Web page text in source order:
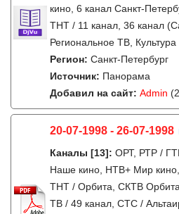
кино, 6 канал Санкт-
ТНТ / 11 канал, 36 канал
Региональное ТВ, Культура
Регион: Санкт-Петербург
Источник: Панорама
Добавил на сайт: Admin
20-07-1998 - 26-07-1998
Каналы [13]: ОРТ, РТР /
Наше кино, НТВ+ Мир кино,
ТНТ / Орбита, СКТВ
ТВ / 49 канал, СТС /